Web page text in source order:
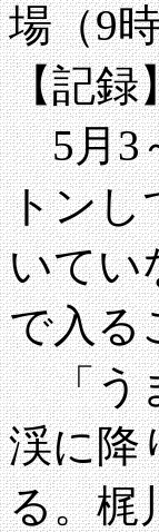
場（9
【記録
5月3
トンし
いてい
で入る
「うま
渓に降
る。梶